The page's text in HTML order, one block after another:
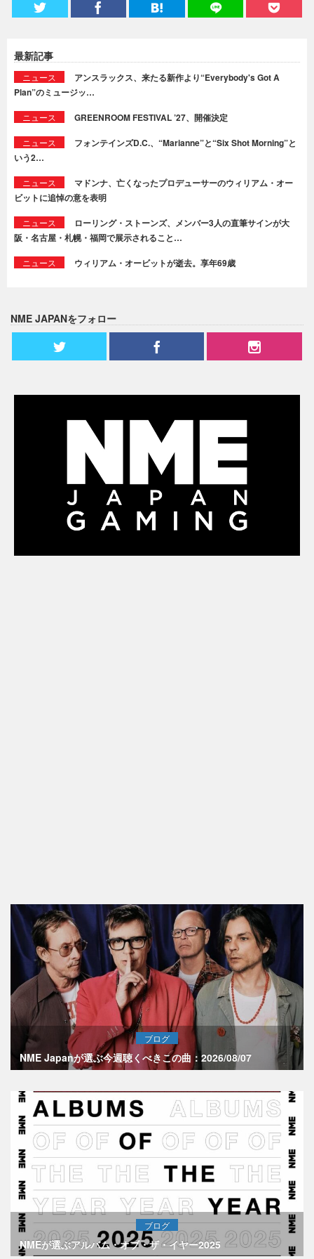
最新記事
ニュース
アンスラックス、来たる新作より“Everybody's Got A
Plan”のミュージッ…
ニュース GREENROOM FESTIVAL ’27、開催決定
ニュース
フォンテインズD.C.、“Marianne”と“Six Shot Morning”と
いう2…
ニュース
マドンナ、亡くなったプロデューサーのウィリアム・オー
ビットに追悼の意を表明
ニュース
ローリング・ストーンズ、メンバー3人の直筆サインが大
阪・名古屋・札幌・福岡で展示されること…
ニュース ウィリアム・オービットが逝去。享年69歳
NME JAPANをフォロー
ブログ
NME Japanが選ぶ今週聴くべきこの曲：2026/08/07
ブログ
NMEが選ぶアルバム・オブ・ザ・イヤー2025